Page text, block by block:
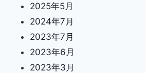
2025年5月
2024年7月
2023年7月
2023年6月
2023年3月